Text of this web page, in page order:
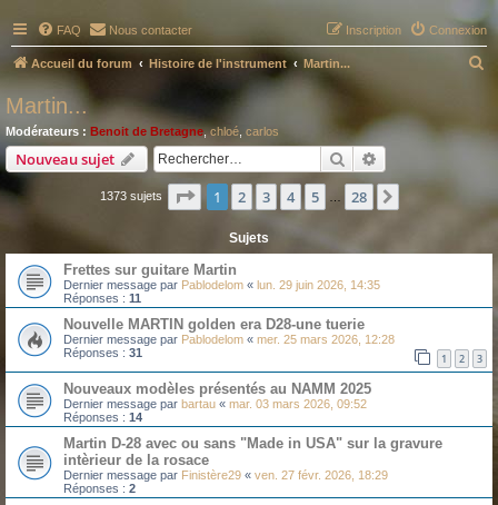
FAQ Nous contacter Connexion
Inscription
Accueil du forum Histoire de l'instrument Martin...
Martin...
Modérateurs : Benoit de Bretagne,chloé carlos
Nouveau sujet Rechercher
1373 sujets Page 1sur28
1 2 3 4 5 28
Sujets
Frettes sur guitare Martin
Dernier message par Pablodelom « lun. 29 juin 2026, 14:35
Réponses : 11
Nouvelle MARTIN golden era D28-une tuerie
Dernier message par Pablodelom « mer. 25 mars 2026, 12:28
Réponses : 31 1 2 3
Nouveaux modèles présentés au NAMM 2025
Dernier message par bartau « mar. 03 mars 2026, 09:52
Réponses : 14
Martin D-28 avec ou sans "Made in USA" sur la gravure
intèrieur de la rosace
Dernier message par Finistère29 « ven. 27 févr. 2026, 18:29
Réponses : 2